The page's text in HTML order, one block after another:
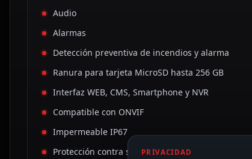
Audio
Alarmas
Detección preventiva de incendios y alarma
Ranura para tarjeta MicroSD hasta 256 GB
Interfaz WEB, CMS, Smartphone y NVR
Compatible con ONVIF
Impermeable IP67
Protección contra sobretensiones
PRIVACIDAD